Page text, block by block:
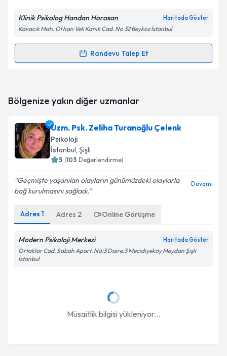
Klinik Psikolog Handan Horasan Haritada Göster
Kavacık Mah. Orhan Veli Kanık Cad. No 32 Beykoz İstanbul
Randevu Talep Et
Randevu Takvimi Talebi
takvimi talebi oluşturun. Size bu uzmandan randevu
bilgilendireceğiz.
E-posta Adresiniz
Kişisel verilerimin işlenmesine ilişkin
kapsamda işlenmesini kabul ediyorum.
Takvim Talebini Gönder
Bölgenize yakın diğer uzmanlar
Uzm. Psk. Zeliha Turanoğlu Çelenk
Psikoloji
İstanbul, Şişli
5 (103 Değerlendirme)
Geçmişte yaşanılan olayların günümüzdeki olaylarla
bağ kurulmasını sağladı.
Devamı
Adres 1 Adres 2 Online Görüşme
Modern Psikoloji Merkezi Haritada Göster
Ortaklar Cad. Sabah Apart. No:3 Daire:3 Mecidiyeköy Meydan Şişli
İstanbul
Müsaitlik bilgisi yükleniyor...